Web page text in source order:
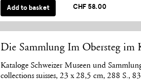
Add to basket
CHF 58.00
Die Sammlung Im Obersteg im
Kataloge Schweizer Museen und
collections suisses, 23 x 28,5 cm, 288 S.,